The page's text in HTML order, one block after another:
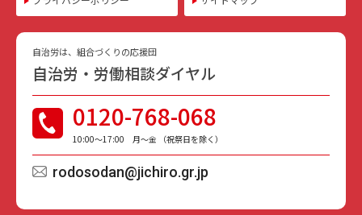
自治労は、組合づくりの応援団
自治労・労働相談ダイヤル
0120-768-068
10:00〜17:00 月〜金 （祝祭日を除く）
rodosodan@jichiro.gr.jp